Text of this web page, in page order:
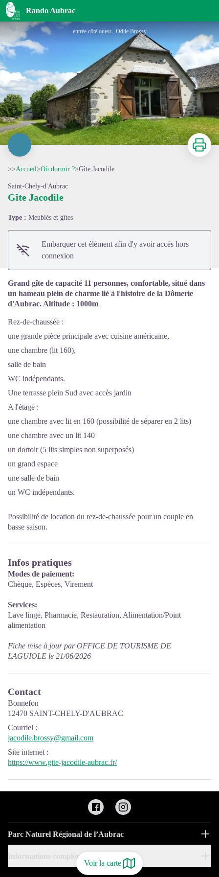
Rando Aubrac
Gîte Jacodile
Voir la carte
entrée côté ouest - Odile Brossy
Imprimer
>>Accueil>Où dormir ?>Gîte Jacodile
Saint-Chely-d'Aubrac
Gîte Jacodile
Type : Meublés et gîtes
Embarquer cet élément afin d'y avoir accès hors
connexion
Grand gîte de capacité 11 personnes, confortable, situé dans
un hameau plein de charme lié à l'histoire de la Dômerie
d'Aubrac. Altitude : 1000m
Rez-de-chaussée :
une grande pièce principale avec cuisine américaine,
une chambre (lit 160),
salle de bain
WC indépendants.
Une terrasse plein Sud avec accès jardin
A l'étage :
une chambre avec lit en 160 (possibilité de séparer en 2 lits)
une chambre avec un lit 140
un dortoir (5 lits simples non superposés)
un grand espace
une salle de bain
un WC indépendants.
Possibilité de location du rez-de-chaussée pour un couple en
basse saison.
Infos pratiques
Modes de paiement:
Chèque, Espèces, Virement
Services:
Lave linge, Pharmacie, Restauration, Alimentation/Point
alimentation
Fiche mise à jour par OFFICE DE TOURISME DE
LAGUIOLE le 21/06/2026
Contact
Bonnefon
12470 SAINT-CHELY-D'AUBRAC
Courriel :
jacodile.brossy@gmail.com
Site internet :
https://www.gite-jacodile-aubrac.fr/
Parc Naturel Régional de l’Aubrac
Informations complémentaires